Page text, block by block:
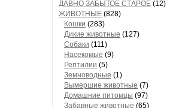
ДАВНО ЗАБЫТОЕ СТАРОЕ (12)
ЖИВОТНЫЕ (828)
Кошки (283)
Дикие животные (127)
Собаки (111)
Насекомые (9)
Рептилии (5)
Земноводные (1)
Вымершие животные (7)
Домашние питомцы (97)
Забавные животные (65)